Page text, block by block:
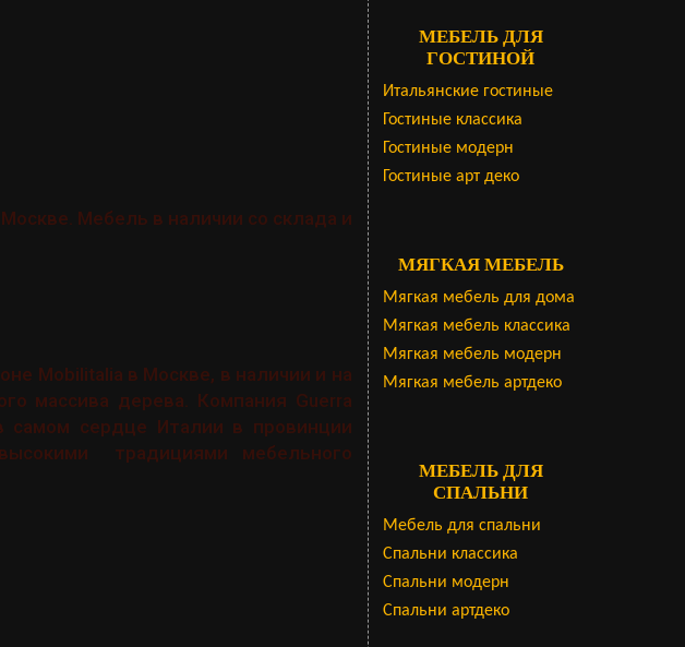
Мебель в наличии со склада и
Mobilitalia в Москве, в наличии и на
массива дерева. Компания Guerra
самом сердце Италии в провинции
традициями мебельного
МЕБЕЛЬ ДЛЯ
ГОСТИНОЙ
Итальянские гостиные
Гостиные классика
Гостиные модерн
Гостиные арт деко
МЯГКАЯ МЕБЕЛЬ
Мягкая мебель для дома
Мягкая мебель классика
Мягкая мебель модерн
Мягкая мебель артдеко
МЕБЕЛЬ ДЛЯ
СПАЛЬНИ
Мебель для спальни
Cпальни классика
Спальни модерн
Спальни артдеко